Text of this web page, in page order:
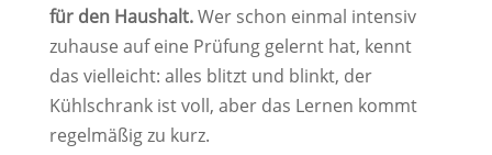
für den Haushalt.Wer schon einmal intensiv
zuhause auf eine Prüfung gelernt hat, kennt
das vielleicht: alles blitzt und blinkt, der
Kühlschrank ist voll, aber das Lernen kommt
regelmäßig zu kurz.